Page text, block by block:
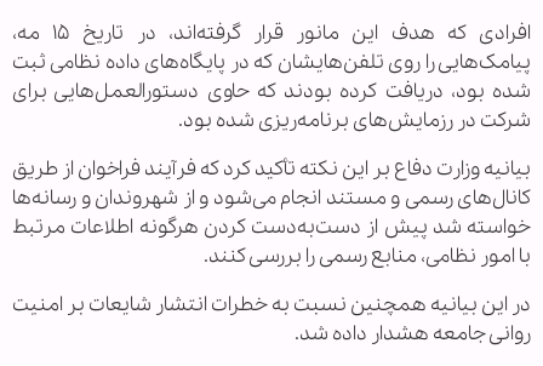
افرادی که هدف این مانور قرار گرفته‌اند، در تاریخ ۱۵ مه،
پیامک‌هایی را روی تلفن‌هایشان که در پایگاه‌های داده نظامی ثبت
شده بود، دریافت کرده بودند که حاوی دستورالعمل‌هایی برای
شرکت در رزمایش‌های برنامه‌ریزی شده بود.
بیانیه وزارت دفاع بر این نکته تأکید کرد که فرآیند فراخوان از طریق
کانال‌های رسمی و مستند انجام می‌شود و از شهروندان و رسانه‌ها
خواسته شد پیش از دست‌به‌دست کردن هرگونه اطلاعات مرتبط
با امور نظامی، منابع رسمی را بررسی کنند.
در این بیانیه همچنین نسبت به خطرات انتشار شایعات بر امنیت
روانی جامعه هشدار داده شد.